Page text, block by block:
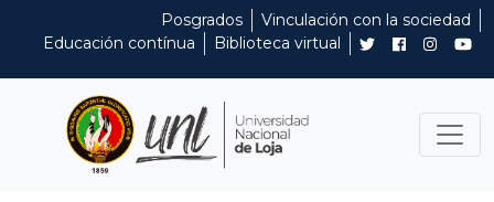
Posgrados
Vinculación con la sociedad
Educación contínua
Biblioteca virtual